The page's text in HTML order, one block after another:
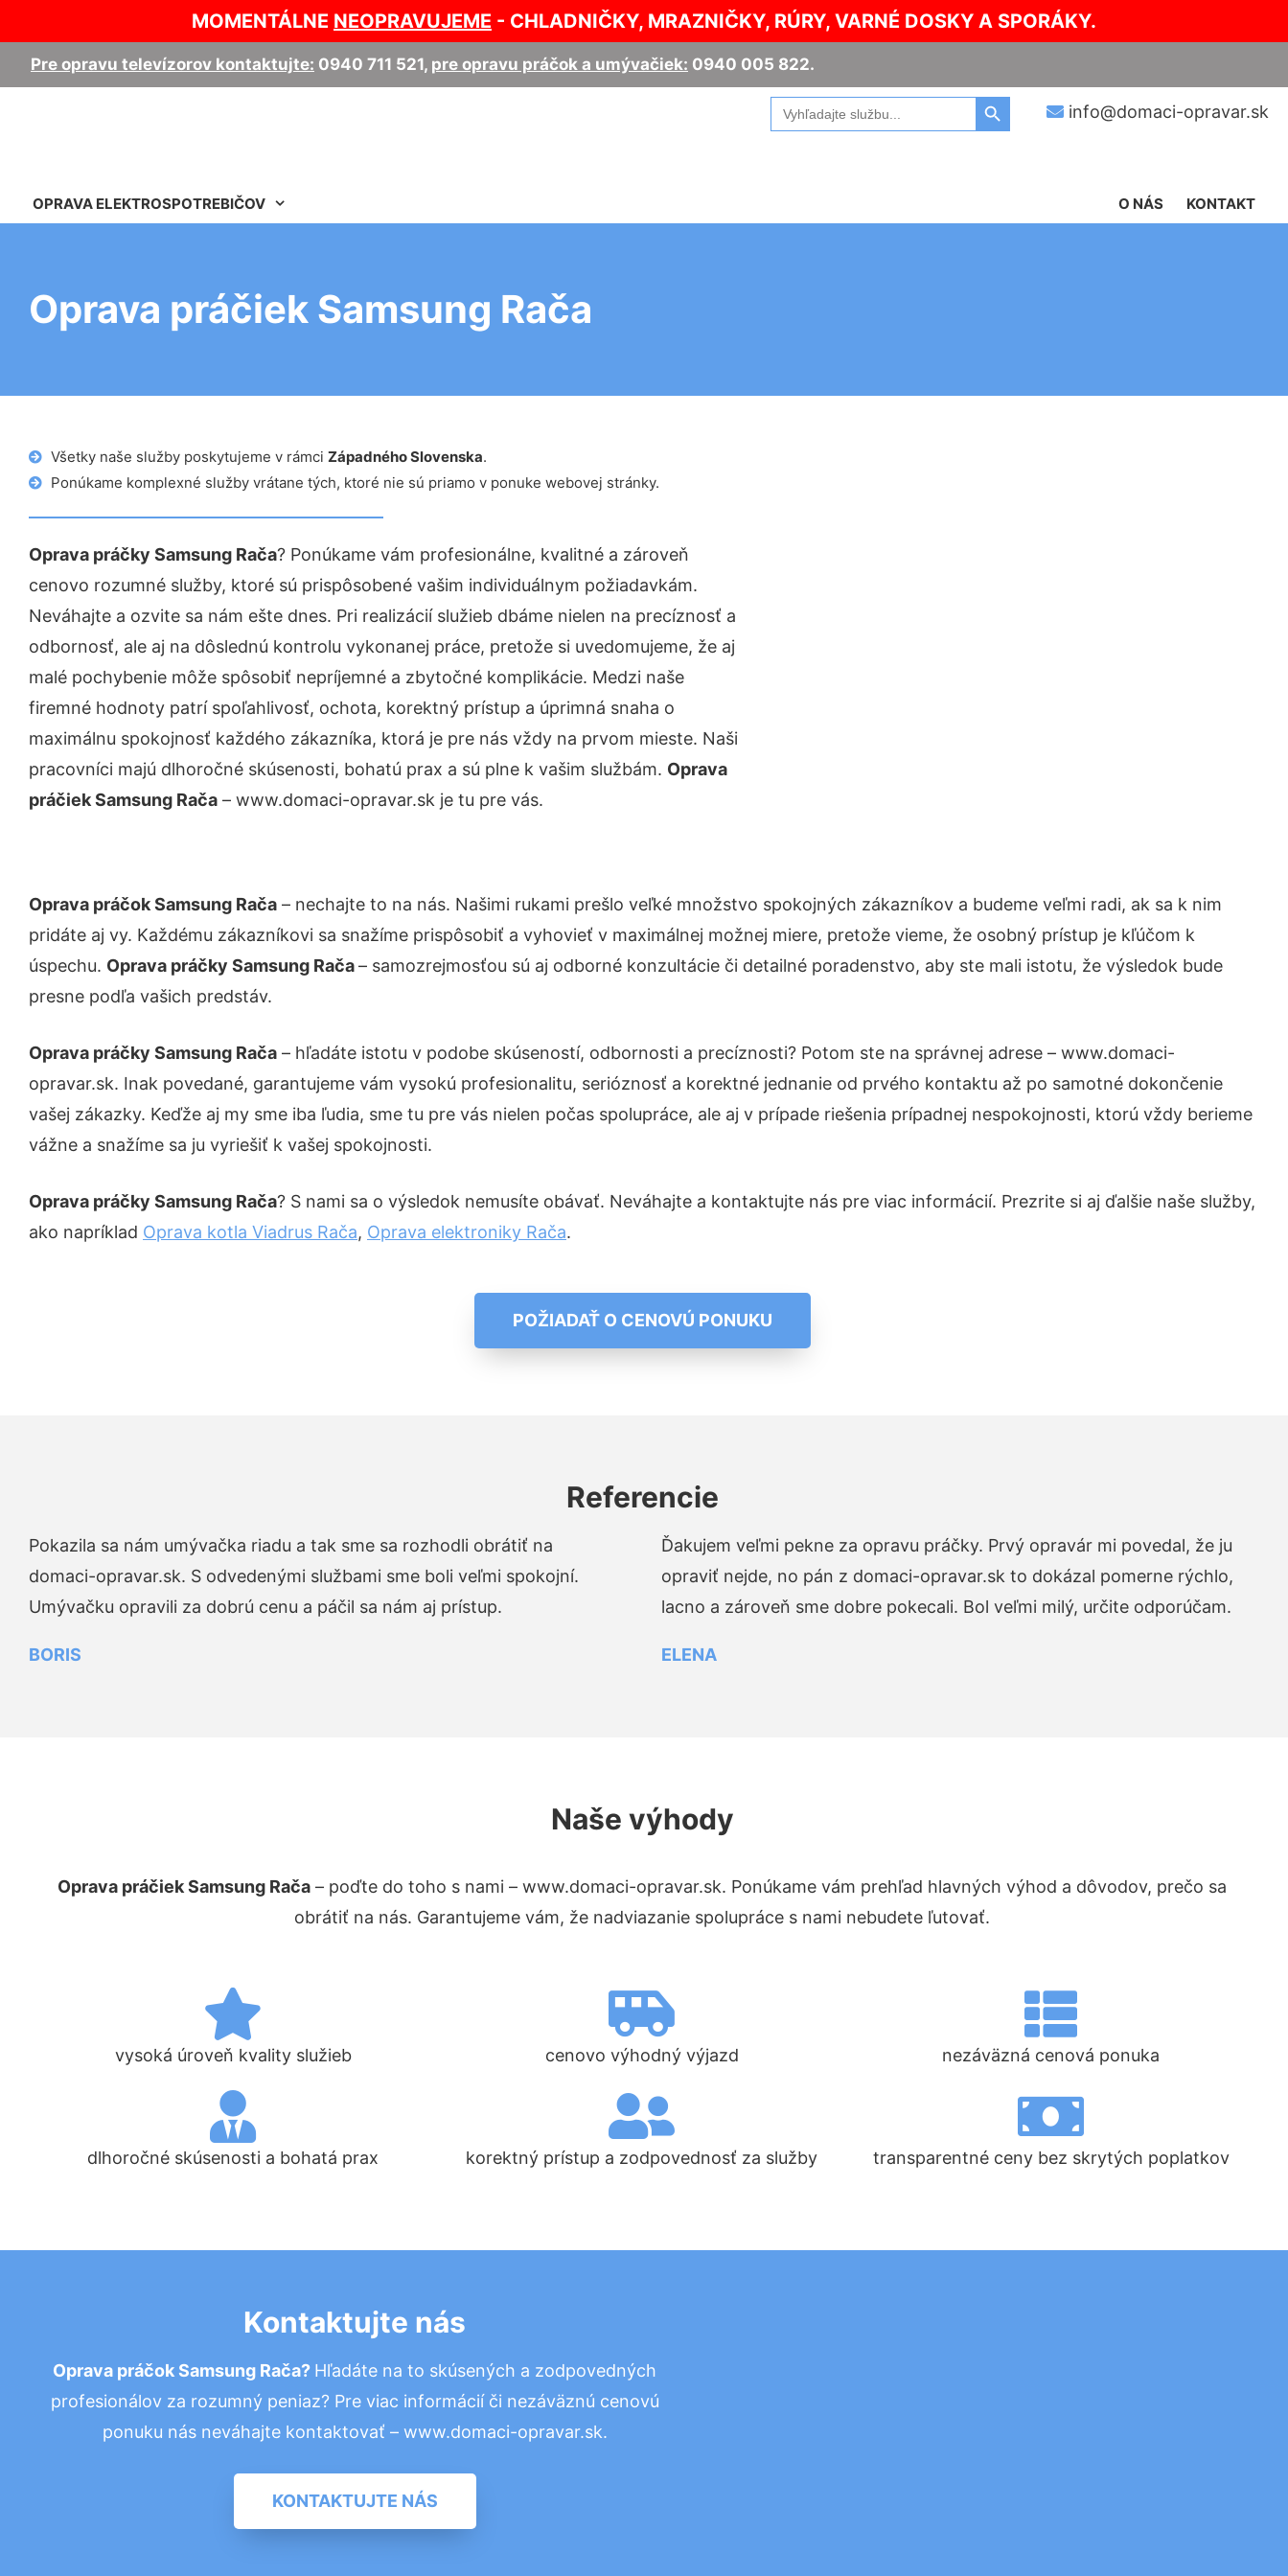
MOMENTÁLNE NEOPRAVUJEME - CHLADNIČKY, MRAZNIČKY, RÚRY, VARNÉ DOSKY A SPORÁKY.
Pre opravu televízorov kontaktujte: 0940 711 521, pre opravu práčok a umývačiek: 0940 005 822.
info@domaci-opravar.sk
Search
for:
Search Button
OPRAVA ELEKTROSPOTREBIČOV KONTAKT
O NÁS
Oprava práčiek Samsung Rača
Všetky naše služby poskytujeme v rámci Západného Slovenska.
Ponúkame komplexné služby vrátane tých, ktoré nie sú priamo v ponuke webovej stránky.
Oprava práčky Samsung Rača? Ponúkame vám profesionálne, kvalitné a zároveň
cenovo rozumné služby, ktoré sú prispôsobené vašim individuálnym požiadavkám.
Neváhajte a ozvite sa nám ešte dnes. Pri realizácií služieb dbáme nielen na precíznosť a
odbornosť, ale aj na dôslednú kontrolu vykonanej práce, pretože si uvedomujeme, že aj
malé pochybenie môže spôsobiť nepríjemné a zbytočné komplikácie. Medzi naše
firemné hodnoty patrí spoľahlivosť, ochota, korektný prístup a úprimná snaha o
maximálnu spokojnosť každého zákazníka, ktorá je pre nás vždy na prvom mieste. Naši
pracovníci majú dlhoročné skúsenosti, bohatú prax a sú plne k vašim službám. Oprava
práčiek Samsung Rača – www.domaci-opravar.sk je tu pre vás.
Oprava práčok Samsung Rača – nechajte to na nás. Našimi rukami prešlo veľké množstvo spokojných zákazníkov a budeme veľmi radi, ak sa k nim
pridáte aj vy. Každému zákazníkovi sa snažíme prispôsobiť a vyhovieť v maximálnej možnej miere, pretože vieme, že osobný prístup je kľúčom k
úspechu. Oprava práčky Samsung Rača– samozrejmosťou sú aj odborné konzultácie či detailné poradenstvo, aby ste mali istotu, že výsledok bude
presne podľa vašich predstáv.
Oprava práčky Samsung Rača – hľadáte istotu v podobe skúseností, odbornosti a precíznosti? Potom ste na správnej adrese – www.domaci-
opravar.sk. Inak povedané, garantujeme vám vysokú profesionalitu, serióznosť a korektné jednanie od prvého kontaktu až po samotné dokončenie
vašej zákazky. Keďže aj my sme iba ľudia, sme tu pre vás nielen počas spolupráce, ale aj v prípade riešenia prípadnej nespokojnosti, ktorú vždy berieme
vážne a snažíme sa ju vyriešiť k vašej spokojnosti.
Oprava práčky Samsung Rača? S nami sa o výsledok nemusíte obávať. Neváhajte a kontaktujte nás pre viac informácií. Prezrite si aj ďalšie naše služby,
ako napríklad Oprava kotla Viadrus Rača, Oprava elektroniky Rača.
POŽIADAŤ O CENOVÚ PONUKU
Referencie
Pokazila sa nám umývačka riadu a tak sme sa rozhodli obrátiť na
domaci-opravar.sk. S odvedenými službami sme boli veľmi spokojní.
Umývačku opravili za dobrú cenu a páčil sa nám aj prístup.
BORIS
Ďakujem veľmi pekne za opravu práčky. Prvý opravár mi povedal, že ju
opraviť nejde, no pán z domaci-opravar.sk to dokázal pomerne rýchlo,
lacno a zároveň sme dobre pokecali. Bol veľmi milý, určite odporúčam.
ELENA
Naše výhody
Oprava práčiek Samsung Rača – poďte do toho s nami – www.domaci-opravar.sk. Ponúkame vám prehľad hlavných výhod a dôvodov, prečo sa
obrátiť na nás. Garantujeme vám, že nadviazanie spolupráce s nami nebudete ľutovať.
vysoká úroveň kvality služieb cenovo výhodný výjazd nezáväzná cenová ponuka
dlhoročné skúsenosti a bohatá prax korektný prístup a zodpovednosť za služby transparentné ceny bez skrytých poplatkov
Kontaktujte nás
Oprava práčok Samsung Rača? Hľadáte na to skúsených a zodpovedných
profesionálov za rozumný peniaz? Pre viac informácií či nezáväznú cenovú
ponuku nás neváhajte kontaktovať – www.domaci-opravar.sk.
KONTAKTUJTE NÁS